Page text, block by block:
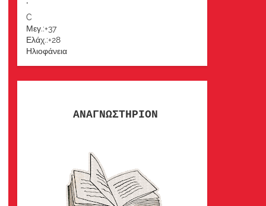
°
C
Μεγ.:+37
Ελάχ.:+28
Ηλιοφάνεια
ΑΝΑΓΝΩΣΤΗΡΙΟΝ